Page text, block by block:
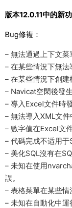
版本12.0.11中的新功
Bug修複：
– 無法通過上下文菜
– 在某些情況下無法
– 在某些情況下創建
– Navicat空閑後發
– 導入Excel文件時
– 無法導入XML文件
– 數字值在Excel文
– 代碼完成不适用于
– 美化SQL沒有在
– 未知在使用
誤。
– 表格菜單在某些情
– 未知在自動化中運